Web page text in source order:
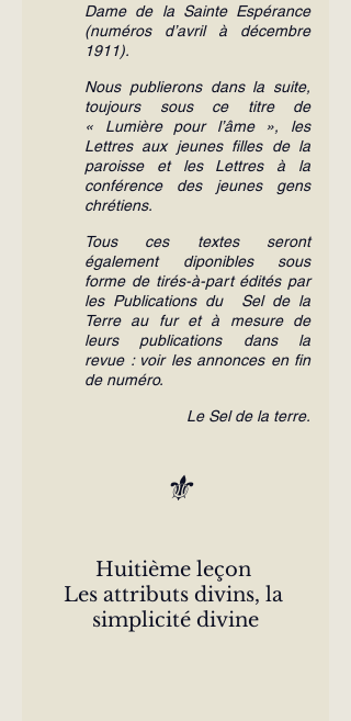
Dame de la Sainte Espérance
(numéros d’avril à décembre
1911).
Nous publierons dans la suite,
toujours sous ce titre de
« Lumière pour l’âme », les
Lettres aux jeunes filles de la
paroisse et les Lettres à la
conférence des jeunes gens
chrétiens.
Tous ces textes seront
également diponibles sous
forme de tirés-à-part édités par
les Publications du  Sel de la
Terre au fur et à mesure de
leurs publications dans la
revue : voir les annonces en fin
de numéro.
Le Sel de la terre.
⚜️
Huitième leçon
Les attributs divins, la
simplicité divine